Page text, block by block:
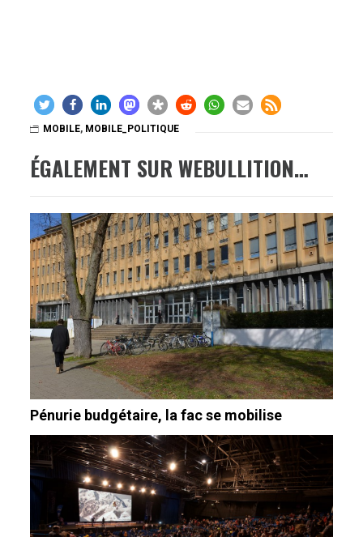
MOBILE, MOBILE_POLITIQUE
ÉGALEMENT SUR WEBULLITION…
Pénurie budgétaire, la fac se mobilise